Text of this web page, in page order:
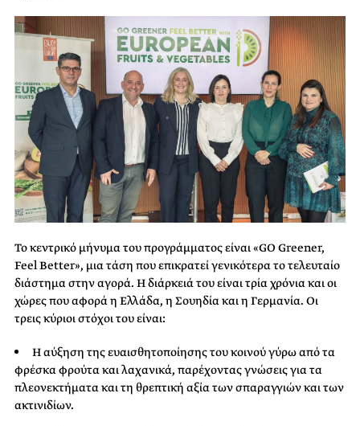
Το κεντρικό μήνυμα του προγράμματος είναι «GO Greener,
Feel Better», μια τάση που επικρατεί γενικότερα το τελευταίο
διάστημα στην αγορά. Η διάρκειά του είναι τρία χρόνια και οι
χώρες που αφορά η Ελλάδα, η Σουηδία και η Γερμανία. Οι
τρεις κύριοι στόχοι του είναι:
Η αύξηση της ευαισθητοποίησης του κοινού γύρω από τα
φρέσκα φρούτα και λαχανικά, παρέχοντας γνώσεις για τα
πλεονεκτήματα και τη θρεπτική αξία των σπαραγγιών και των
ακτινιδίων.